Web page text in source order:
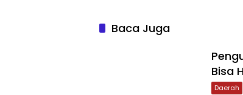
Baca Juga
Bisa
Daerah